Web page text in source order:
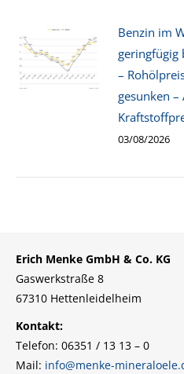
Benzin im
geringfügig
–
gesunken –
03/08/2026
Erich Menke GmbH & Co. KG
Gaswerkstraße 8
67310 Hettenleidelheim
Kontakt:
Telefon: 06351 / 13 13 – 0
Mail: info@menke-